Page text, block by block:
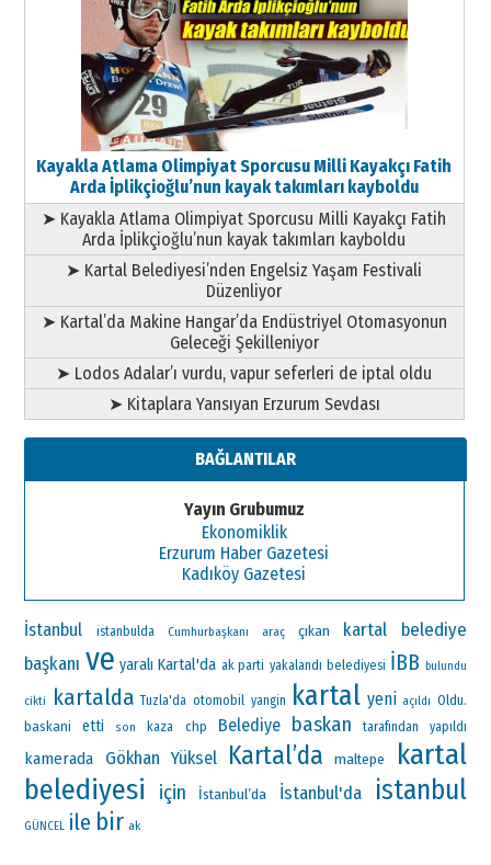
Kayakla Atlama Olimpiyat Sporcusu Milli Kayakçı Fatih
Arda İplikçioğlu’nun kayak takımları kayboldu
➤ Kayakla Atlama Olimpiyat Sporcusu Milli Kayakçı Fatih
Arda İplikçioğlu’nun kayak takımları kayboldu
➤ Kartal Belediyesi’nden Engelsiz Yaşam Festivali
Düzenliyor
➤ Kartal’da Makine Hangar’da Endüstriyel Otomasyonun
Geleceği Şekilleniyor
➤ Lodos Adalar’ı vurdu, vapur seferleri de iptal oldu
➤ Kitaplara Yansıyan Erzurum Sevdası
BAĞLANTILAR
Yayın Grubumuz
Ekonomiklik
Erzurum Haber Gazetesi
Kadıköy Gazetesi
İstanbul istanbulda Cumhurbaşkanı araç çıkan
kartal belediye
başkanı ve yaralı Kartal'da ak parti yakalandı belediyesi İBB bulundu
cikti kartalda Tuzla'da otomobil yangin kartal yeni açıldı Oldu.
baskani
etti son kaza chp Belediye baskan tarafından yapıldı
kamerada Gökhan Yüksel Kartal’da maltepe
kartal
belediyesi
için İstanbul’da İstanbul'da istanbul
GÜNCEL ile bir ak